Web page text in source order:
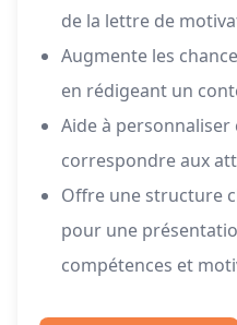
de la lettre de
Augmente les
en rédigeant un
Aide à
correspondre aux
Offre une structure
pour une
compétences et